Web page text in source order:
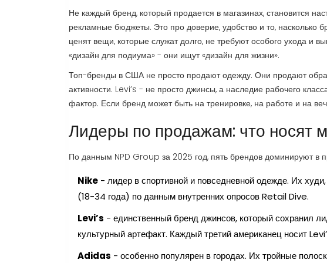
Не каждый бренд, который продается в магазинах, становится
рекламные бюджеты. Это про доверие, удобство и то, насколько
ценят вещи, которые служат долго, не требуют особого ухода и
«дизайн для подиума» - они ищут «дизайн для жизни».
Топ-бренды в США не просто продают одежду. Они продают
активности. Levi’s - не просто джинсы, а наследие рабочего
фактор. Если бренд может быть на тренировке, на работе и на
Лидеры по продажам: что носят
По данным NPD Group за 2025 год, пять брендов доминируют
Nike - лидер в спортивной и повседневной одежде. Их
(18-34 года) по данным внутренних опросов Retail Dive.
Levi’s - единственный бренд джинсов, который сохранил
культурный артефакт. Каждый третий американец носит
Adidas - особенно популярен в городах. Их тройные